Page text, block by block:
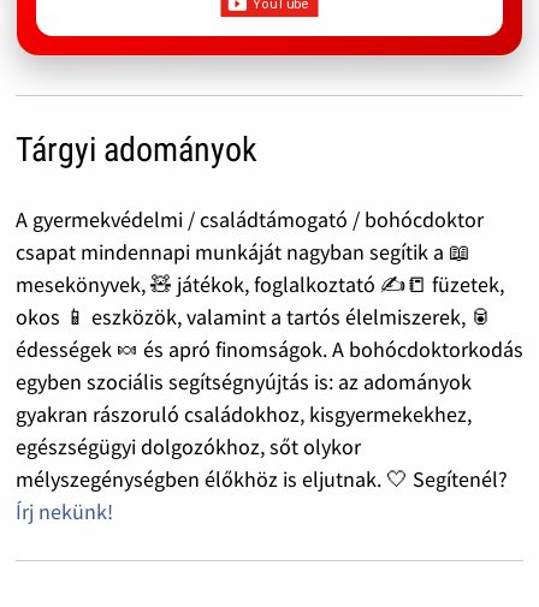
Tárgyi adományok
A gyermekvédelmi / családtámogató / bohócdoktor
csapat mindennapi munkáját nagyban segítik a 📖
mesekönyvek, 🧸 játékok, foglalkoztató ✍️📒 füzetek,
okos 📱 eszközök, valamint a tartós élelmiszerek, 🥫
édességek 🍬 és apró finomságok. A bohócdoktorkodás
egyben szociális segítségnyújtás is: az adományok
gyakran rászoruló családokhoz, kisgyermekekhez,
egészségügyi dolgozókhoz, sőt olykor
mélyszegénységben élőkhöz is eljutnak. 🤍 Segítenél?
Írj nekünk!